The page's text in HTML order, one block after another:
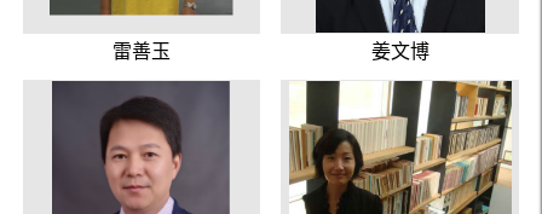
雷善玉 姜文博